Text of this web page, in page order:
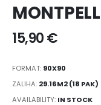
15,90€
FORMAT: 90X90
ZALIHA: 29.16M2 (18 PAK)
AVAILABILITY: IN STOCK